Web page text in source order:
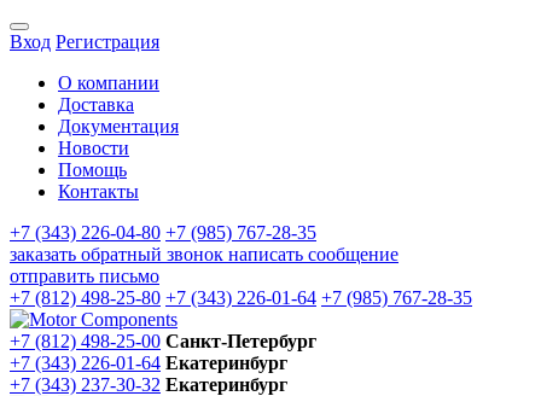
Вход Регистрация
О компании
Доставка
Документация
Новости
Помощь
Контакты
+7 (343) 226-04-80 +7 (985) 767-28-35
заказать обратный звонок написать сообщение
отправить письмо
+7 (812) 498-25-80 +7 (343) 226-01-64 +7 (985) 767-28-35
+7 (812) 498-25-00 Санкт-Петербург
+7 (343) 226-01-64 Екатеринбург
+7 (343) 237-30-32 Екатеринбург